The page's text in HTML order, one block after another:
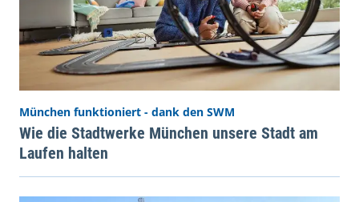
München funktioniert - dank den SWM
Wie die Stadtwerke München unsere Stadt am
Laufen halten